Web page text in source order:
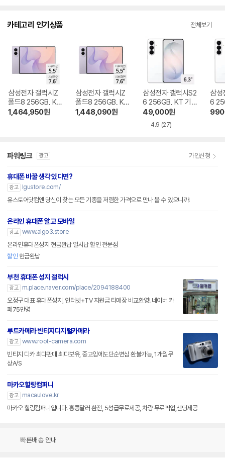
카테고리 인기상품 전체보기
삼성전자 갤럭시Z
폴드8 256GB, KT
기기변경 완납
1,464,950원
삼성전자 갤럭시Z
폴드8 256GB, KT
번호이동 완납
1,448,090원
삼성전자 갤럭시S2
6 256GB, KT 기기
변경 완납
49,000원
4.9 (27)
삼성
6
이동
990
파워링크 광고 가입신청
휴대폰 바꿀 생각 있다면?
광고
lgustore.com/
유스토어닷컴엔 당신이 찾는 모든 기종을 저렴한 가격으로 만나 볼 수 있으니까!
온라인 휴대폰 알고 모바일
광고 www.algo3.store
온라인휴대폰성지 현금완납 일시납 할인 전문점
할인 현금완납
부천 휴대폰 성지 갤럭시
광고
m.place.naver.com/place/2094188400
오정구 대표 휴대폰성지, 인터넷+TV 지원금 타매장 비교환영! 네이버 카
페75만명
루트카메라 빈티지디지털카메라
광고 www.root-camera.com
빈티지 디카 최댜판매 최댜보유, 중고임에도단순변심 환불가능, 1개월무
상A/S
마카오힐링컴퍼니
광고
macaulove.kr
마카오 힐링컴퍼니입니다. 홍콩달러 환전, 5성급무료제공, 차량 무료픽업,샌딩제공
빠른배송 안내